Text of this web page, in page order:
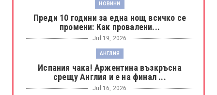
НОВИНИ
Преди 10 години за една нощ всичко се
промени: Как провалени...
Jul 19, 2026
АНГЛИЯ
Испания чака! Аржентина възкръсна
срещу Англия и е на финал ...
Jul 16, 2026